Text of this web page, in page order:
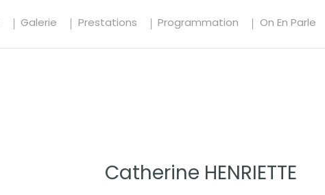
Galerie Prestations Programmation On En Parle
Catherine HENRIETTE